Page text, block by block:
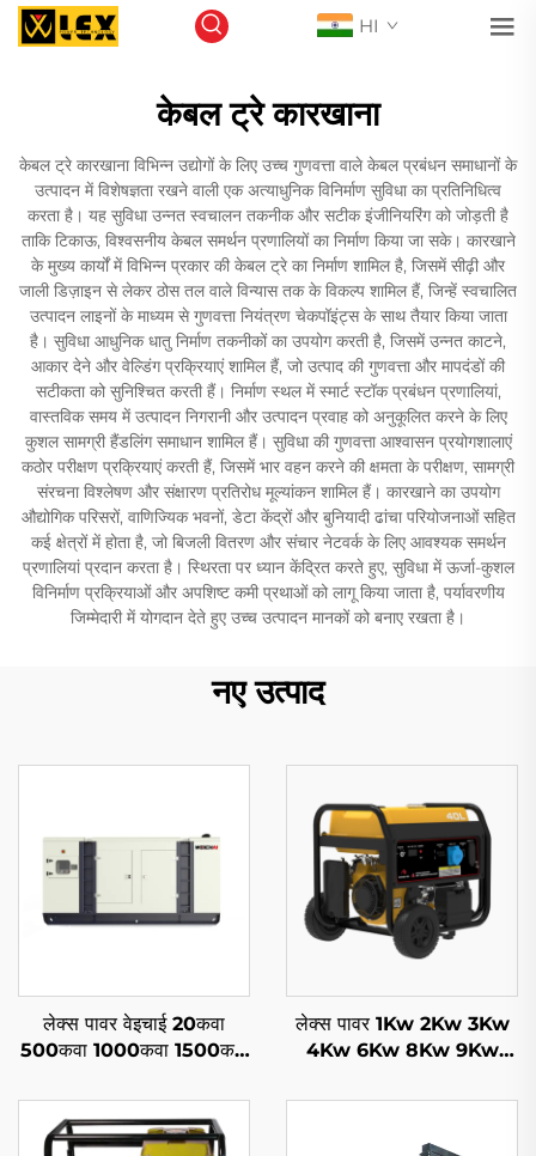
HI
केबल ट्रे कारखाना
केबल ट्रे कारखाना विभिन्न उद्योगों के लिए उच्च गुणवत्ता वाले केबल प्रबंधन समाधानों के
उत्पादन में विशेषज्ञता रखने वाली एक अत्याधुनिक विनिर्माण सुविधा का प्रतिनिधित्व
करता है। यह सुविधा उन्नत स्वचालन तकनीक और सटीक इंजीनियरिंग को जोड़ती है
ताकि टिकाऊ, विश्वसनीय केबल समर्थन प्रणालियों का निर्माण किया जा सके। कारखाने
के मुख्य कार्यों में विभिन्न प्रकार की केबल ट्रे का निर्माण शामिल है, जिसमें सीढ़ी और
जाली डिज़ाइन से लेकर ठोस तल वाले विन्यास तक के विकल्प शामिल हैं, जिन्हें स्वचालित
उत्पादन लाइनों के माध्यम से गुणवत्ता नियंत्रण चेकपॉइंट्स के साथ तैयार किया जाता
है। सुविधा आधुनिक धातु निर्माण तकनीकों का उपयोग करती है, जिसमें उन्नत काटने,
आकार देने और वेल्डिंग प्रक्रियाएं शामिल हैं, जो उत्पाद की गुणवत्ता और मापदंडों की
सटीकता को सुनिश्चित करती हैं। निर्माण स्थल में स्मार्ट स्टॉक प्रबंधन प्रणालियां,
वास्तविक समय में उत्पादन निगरानी और उत्पादन प्रवाह को अनुकूलित करने के लिए
कुशल सामग्री हैंडलिंग समाधान शामिल हैं। सुविधा की गुणवत्ता आश्वासन प्रयोगशालाएं
कठोर परीक्षण प्रक्रियाएं करती हैं, जिसमें भार वहन करने की क्षमता के परीक्षण, सामग्री
संरचना विश्लेषण और संक्षारण प्रतिरोध मूल्यांकन शामिल हैं। कारखाने का उपयोग
औद्योगिक परिसरों, वाणिज्यिक भवनों, डेटा केंद्रों और बुनियादी ढांचा परियोजनाओं सहित
कई क्षेत्रों में होता है, जो बिजली वितरण और संचार नेटवर्क के लिए आवश्यक समर्थन
प्रणालियां प्रदान करता है। स्थिरता पर ध्यान केंद्रित करते हुए, सुविधा में ऊर्जा-कुशल
विनिर्माण प्रक्रियाओं और अपशिष्ट कमी प्रथाओं को लागू किया जाता है, पर्यावरणीय
जिम्मेदारी में योगदान देते हुए उच्च उत्पादन मानकों को बनाए रखता है।
नए उत्पाद
लेक्स पावर वेइचाई 20कवा
500कवा 1000कवा 1500कवा
फैक्ट्री कीमत
लेक्स पावर 1Kw 2Kw 3Kw
4Kw 6Kw 8Kw 9Kw